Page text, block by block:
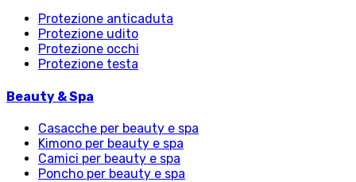
Protezione anticaduta
Protezione udito
Protezione occhi
Protezione testa
Beauty & Spa
Casacche per beauty e spa
Kimono per beauty e spa
Camici per beauty e spa
Poncho per beauty e spa